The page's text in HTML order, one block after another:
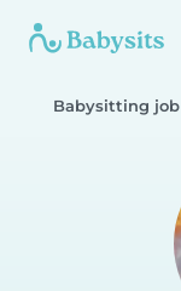
Babysitting job